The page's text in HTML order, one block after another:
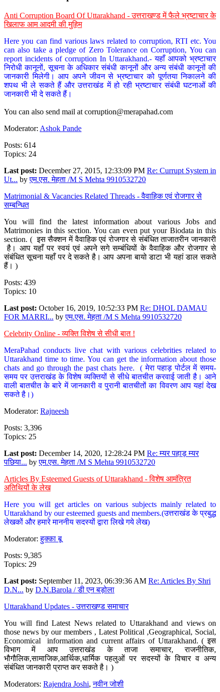
Anti Corruption Board Of Uttarakhand - उत्तराखण्ड में फैले भ्रष्टाचार के
खिलाफ आम आदमी की मुहिम
Here you can find various laws related to corruption, RTI etc. You
can also take a pledge of Zero Tolerance on Corruption, You can
report incidents of corruption In Uttarakhand.- यहाँ आपको भ्रष्टाचार
निरोधी कानूनों, सूचना के अधिकार संबंधी कानूनों और अन्य संबंधी कानूनों की
जानकारी मिलेगी। आप अपने जीवन से भ्रष्टाचार को पूर्णतया निकालने की
शपथ भी ले सकते हैं और उत्तराखंड में हो रही भ्रष्टाचार संबंधी घटनाओं की
जानकारी भी दे सकते हैं।
You can also send mail at corruption@merapahad.com
Moderator: Ashok Pande
Posts: 614
Topics: 24
Last post: December 27, 2015, 12:33:09 PM Re: Currupt System in
Ut... byएम.एस. मेहता /M S Mehta 9910532720
Matrimonial & Vacancies Related Threads - वैवाहिक एवं रोजगार से
सम्बन्धित
You will find the latest information about various Jobs and
Matrimonies in this section. You can even put your Biodata in this
section. ( इस सैक्शन में वैवाहिक एवं रोजगार से संबंधित ताजातरीन जानकारी
है। आप यहाँ पर स्वयं एवं अपने सगे सम्बंधियों के वैवाहिक और रोजगार से
संबंधित सूचना यहाँ पर दे सकते है। आप अपना बायो डाटा भी यहां डाल सकते
हैं। )
Posts: 439
Topics: 10
Last post: October 16, 2019, 10:52:33 PM Re: DHOL DAMAU
FOR MARRI... byएम.एस. मेहता /M S Mehta 9910532720
Celebrity Online - व्यक्ति विशेष से सीधी बात !
MeraPahad conducts live chat with various celebrities related to
Uttarakhand time to time. You can get the information about those
chats and go through the past chats here. ( मेरा पहाड़ पोर्टल में समय-
समय पर उत्तराखंड के विशेष व्यक्तियों से सीधे बातचीत करवाई जाती है। आने
वाली बातचीत के बारे में जानकारी व पुरानी बातचीतों का विवरण आप यहां देख
सकते है।)
Moderator: Rajneesh
Posts: 3,396
Topics: 25
Last post: December 14, 2020, 12:28:24 PM Re: म्यर पहाड़ म्यर
पछिया... byएम.एस. मेहता /M S Mehta 9910532720
Articles By Esteemed Guests of Uttarakhand - विशेष आमंत्रित
अतिथियों के लेख
Here you will get articles on various subjects mainly related to
Uttarakhand by our esteemed guests and members.(उत्तराखंड के प्रबुद्ध
लेखकों और हमारे माननीय सदस्यों द्वारा लिखे गये लेख)
Moderator:हुक्का बू
Posts: 9,385
Topics: 29
Last post: September 11, 2023, 06:39:36 AM Re: Articles By Shri
D.N... by D.N.Barola / डी एन बड़ोला
Uttarakhand Updates - उत्तराखण्ड समाचार
You will find Latest News related to Uttarakhand and views on
those news by our members , Latest Political ,Geographical, Social,
Economical information and current affairs of Uttarakhand. ( इस
विभाग में आप उत्तराखंड के ताजा समाचार, राजनीतिक,
भौगौलिक,सामाजिक,आर्थिक,धार्मिक पहलुओं पर सदस्यों के विचार व अन्य
संबंधित जानकारी प्राप्त कर सकते है। )
Moderators: Rajendra Joshi,नवीन जोशी